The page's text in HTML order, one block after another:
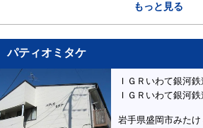
もっと見る
パティオミタケ
ＩＧＲいわて銀河
ＩＧＲいわて銀河
岩手県盛岡市みた